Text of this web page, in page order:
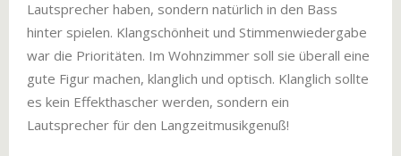
Lautsprecher haben, sondern natürlich in den Bass
hinter spielen. Klangschönheit und Stimmenwiedergabe
war die Prioritäten. Im Wohnzimmer soll sie überall eine
gute Figur machen, klanglich und optisch. Klanglich sollte
es kein Effekthascher werden, sondern ein
Lautsprecher für den Langzeitmusikgenuß!